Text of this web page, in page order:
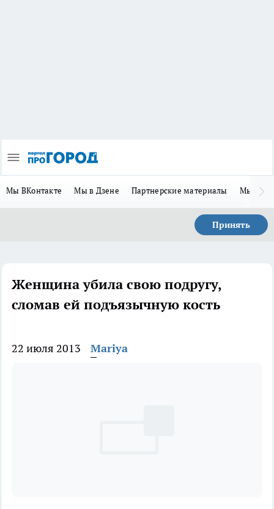
Мы ВКонтакте Мы в Дзене Партнерские материалы Мы в
Принять
Женщина убила свою подругу,
сломав ей подъязычную кость
22 июля 2013 Mariya